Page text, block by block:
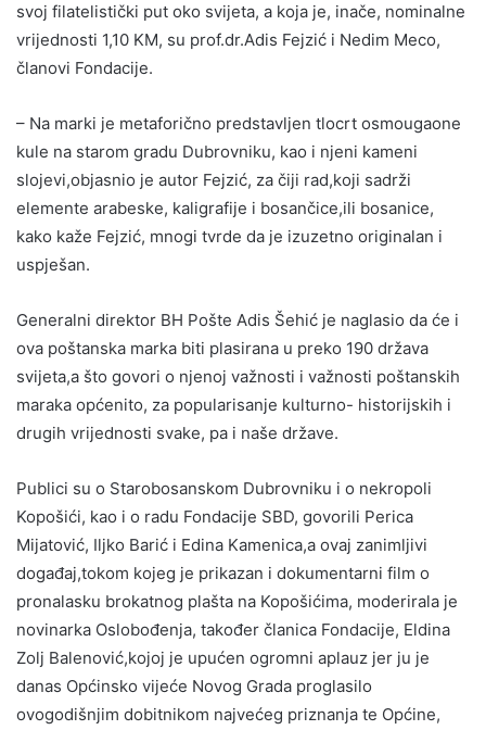
svoj filatelistički put oko svijeta, a koja je, inače, nominalne
vrijednosti 1,10 KM, su prof.dr.Adis Fejzić i Nedim Meco,
članovi Fondacije.
– Na marki je metaforično predstavljen tlocrt osmougaone
kule na starom gradu Dubrovniku, kao i njeni kameni
slojevi,objasnio je autor Fejzić, za čiji rad,koji sadrži
elemente arabeske, kaligrafije i bosančice,ili bosanice,
kako kaže Fejzić, mnogi tvrde da je izuzetno originalan i
uspješan.
Generalni direktor BH Pošte Adis Šehić je naglasio da će i
ova poštanska marka biti plasirana u preko 190 država
svijeta,a što govori o njenoj važnosti i važnosti poštanskih
maraka općenito, za popularisanje kulturno- historijskih i
drugih vrijednosti svake, pa i naše države.
Publici su o Starobosanskom Dubrovniku i o nekropoli
Kopošići, kao i o radu Fondacije SBD, govorili Perica
Mijatović, Iljko Barić i Edina Kamenica,a ovaj zanimljivi
događaj,tokom kojeg je prikazan i dokumentarni film o
pronalasku brokatnog plašta na Kopošićima, moderirala je
novinarka Oslobođenja, također članica Fondacije, Eldina
Zolj Balenović,kojoj je upućen ogromni aplauz jer ju je
danas Općinsko vijeće Novog Grada proglasilo
ovogodišnjim dobitnikom najvećeg priznanja te Općine,